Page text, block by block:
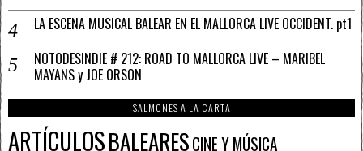
LA ESCENA MUSICAL BALEAR EN EL MALLORCA LIVE OCCIDENT. pt1
NOTODESINDIE # 212: ROAD TO MALLORCA LIVE – MARIBEL
MAYANS y JOE ORSON
SALMONES A LA CARTA
ARTÍCULOSBALEARESCINE Y MÚSICA